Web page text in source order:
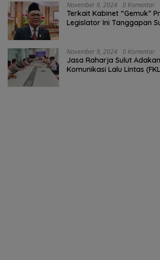
November 9, 2024 0 Komentar
Terkait Kabinet “Gemuk”
Legislator Ini Tanggapan
November 9, 2024 0 Komentar
Jasa Raharja Sulut
Komunikasi Lalu Lintas